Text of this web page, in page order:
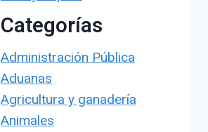
Categorías
Administración Pública
Aduanas
Agricultura y ganadería
Animales